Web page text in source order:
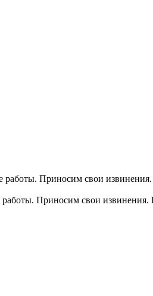
Приносим свои
Приносим свои